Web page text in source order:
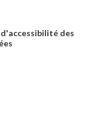
des